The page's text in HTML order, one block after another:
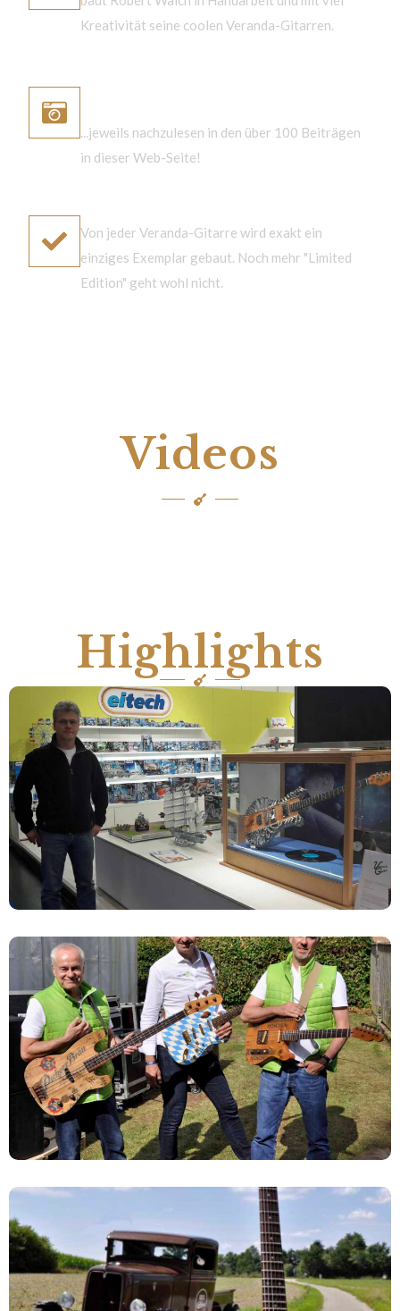
Kreativität seine coolen Veranda-Gitarren.
...jeweils nachzulesen in den über 100 Beiträgen
in dieser Web-Seite!
Von jeder Veranda-Gitarre wird exakt ein
einziges Exemplar gebaut. Noch mehr "Limited
Edition" geht wohl nicht.
Videos
Highlights
Spielwarenmesse Nürnberg 2017
Die „Bayern 3 Radio Band“
Die CocaCola-Gitarre Auf Facebook